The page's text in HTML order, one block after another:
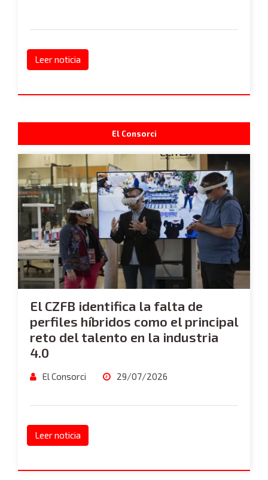
Leer noticia
El Consorci
El CZFB identifica la falta de
perfiles híbridos como el principal
reto del talento en la industria
4.0
El Consorci 29/07/2026
Leer noticia